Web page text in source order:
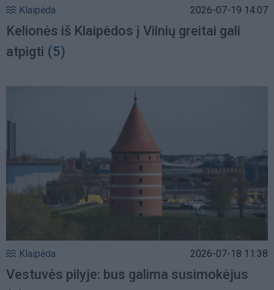
Klaipėda 2026-07-19 14:07
Kelionės iš Klaipėdos į Vilnių greitai gali
atpigti (5)
Klaipėda 2026-07-18 11:38
Vestuvės pilyje: bus galima susimokėjus